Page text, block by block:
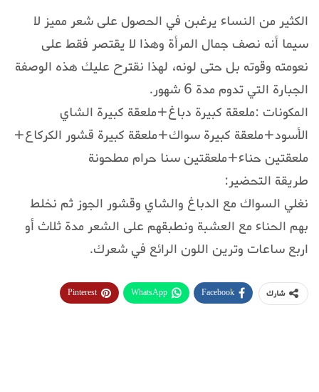
الكثير من النساء يرغبن في الحصول على شعر مميز لا
سيما أنه نصف جمال المرأة وهذا لا يقتصر فقط على
نعومته وقوته بل حتى لونه، لهذا نقترح عليك هذه الوصفة
الجبارة التي تدوم مدة 6 شهور.
المكونات :ملعقة كبيرة دباغ+ملعقة كبيرة الشاي
الأسود+ملعقة كبيرة سواك+ملعقة كبيرة قشور الكركاع+
ملعقتين حناء+ملعقتين سنا حرام مطحونة
طريقة التحضير:
نغلي السواك مع الدباغ والشاي وقشور الجوز ثم نخلط
بهم الحناء مع العشبة ونطبقهم على الشعر مدة ثلاث أو
اربع ساعات وترين اللون الرائع في شعرك.
شارك Facebook
WhatsApp
Pinterest